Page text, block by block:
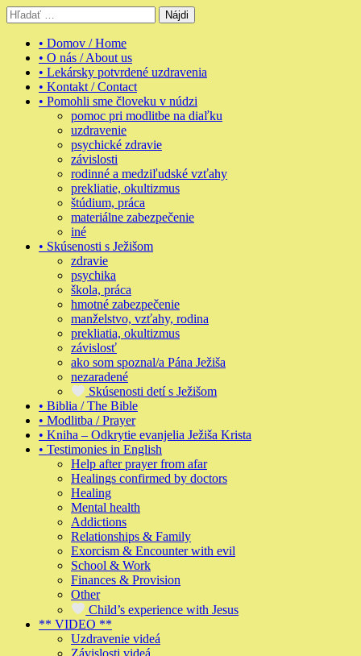
Skip
to
content
Hľadať:
• Domov / Home
• O nás / About us
• Lekársky potvrdené uzdravenia
• Kontakt / Contact
• Pomohli sme človeku v núdzi
pomoc pri modlitbe na diaľku
uzdravenie
psychické zdravie
závislosti
rodinné a medziľudské vzťahy
prekliatie, okultizmus
štúdium, práca
materiálne zabezpečenie
iné
• Skúsenosti s Ježišom
zdravie
psychika
škola, práca
hmotné zabezpečenie
manželstvo, vzťahy, rodina
prekliatia, okultizmus
závislosť
ako som spoznal/a Pána Ježiša
nezaradené
Skúsenosti detí s Ježišom
• Biblia / The Bible
• Modlitba / Prayer
• Kniha – Odkrytie evanjelia Ježiša Krista
• Testimonies in English
Help after prayer from afar
Healings confirmed by doctors
Healing
Mental health
Addictions
Relationships & Family
Exorcism & Encounter with evil
School & Work
Finances & Provision
Other
Child’s experience with Jesus
** VIDEO **
Uzdravenie videá
Závislosti videá